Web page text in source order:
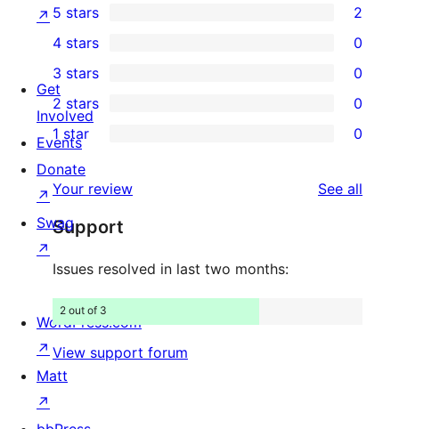
2
5-
star
reviews
5 stars 2
4-
star
reviews
4 stars 0
0
3-
star
reviews
3 stars 0
0
2-
star
reviews
2 stars 0
0
1-
star
reviews
1 star 0
Your review See all
Support
Issues resolved in last two months:
2 out of 3
View support forum
↗
Get
Involved
Events
Donate
↗
Swag
↗
WordPress.com
↗
Matt
↗